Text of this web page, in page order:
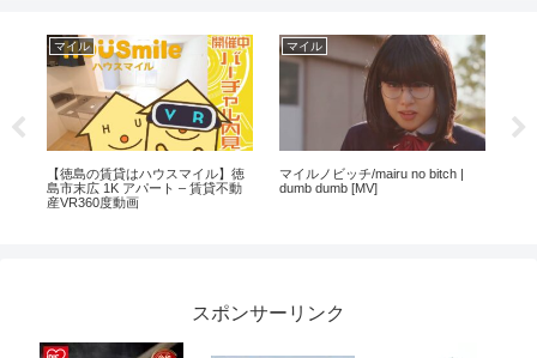
マイル
【徳島の賃貸はハウスマイル】徳
島市末広 1K アパート – 賃貸不動
産VR360度動画
マイル
マイルノビッチ/mairu no bitch |
dumb dumb [MV]
スポンサーリンク